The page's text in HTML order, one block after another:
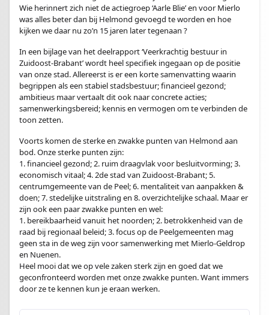
Wie herinnert zich niet de actiegroep ‘Aarle Blie’ en voor Mierlo
was alles beter dan bij Helmond gevoegd te worden en hoe
kijken we daar nu zo’n 15 jaren later tegenaan ?
In een bijlage van het deelrapport ‘Veerkrachtig bestuur in
Zuidoost-Brabant’ wordt heel specifiek ingegaan op de positie
van onze stad. Allereerst is er een korte samenvatting waarin
begrippen als een stabiel stadsbestuur; financieel gezond;
ambitieus maar vertaalt dit ook naar concrete acties;
samenwerkingsbereid; kennis en vermogen om te verbinden de
toon zetten.
Voorts komen de sterke en zwakke punten van Helmond aan
bod. Onze sterke punten zijn:
1. financieel gezond; 2. ruim draagvlak voor besluitvorming; 3.
economisch vitaal; 4. 2de stad van Zuidoost-Brabant; 5.
centrumgemeente van de Peel; 6. mentaliteit van aanpakken &
doen; 7. stedelijke uitstraling en 8. overzichtelijke schaal. Maar er
zijn ook een paar zwakke punten en wel:
1. bereikbaarheid vanuit het noorden; 2. betrokkenheid van de
raad bij regionaal beleid; 3. focus op de Peelgemeenten mag
geen sta in de weg zijn voor samenwerking met Mierlo-Geldrop
en Nuenen.
Heel mooi dat we op vele zaken sterk zijn en goed dat we
geconfronteerd worden met onze zwakke punten. Want immers
door ze te kennen kun je eraan werken.